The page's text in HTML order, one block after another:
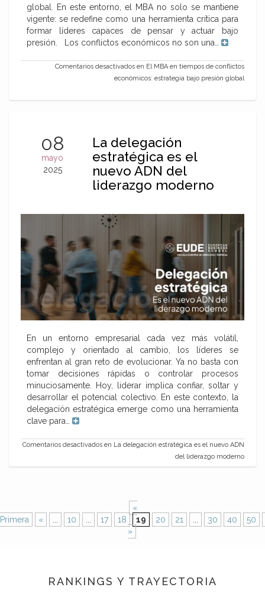
global. En este entorno, el MBA no solo se mantiene
vigente: se redefine como una herramienta crítica para
formar líderes capaces de pensar y actuar bajo
presión. Los conflictos económicos no son una…
Comentarios desactivados en El MBA en tiempos de conflictos
económicos: estrategia bajo presión global
08
mayo
2025
La delegación
estratégica es el
nuevo ADN del
liderazgo moderno
En un entorno empresarial cada vez más volátil,
complejo y orientado al cambio, los líderes se
enfrentan al gran reto de evolucionar. Ya no basta con
tomar decisiones rápidas o controlar procesos
minuciosamente. Hoy, liderar implica confiar, soltar y
desarrollar el potencial colectivo. En este contexto, la
delegación estratégica emerge como una herramienta
clave para…
Comentarios desactivados en La delegación estratégica es el nuevo ADN
del liderazgo moderno
«
Primera
« 10 17 18 19 20 21 30 40
50
»
RANKINGS Y TRAYECTORIA